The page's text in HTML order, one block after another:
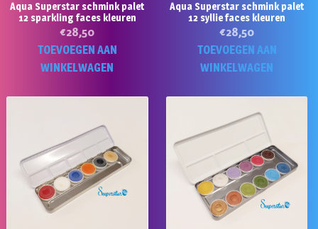
Aqua Superstar schmink palet
12 sparkling faces kleuren
€28,50
TOEVOEGEN AAN
WINKELWAGEN
Aqua Superstar schmink palet
12 syllie faces kleuren
€28,50
TOEVOEGEN AAN
WINKELWAGEN